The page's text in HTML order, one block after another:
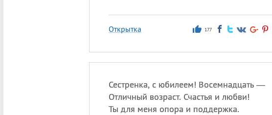
Открытка 177
Сестренка, с юбилеем! Восемнадцать —
Отличный возраст. Счастья и любви!
Ты для меня опора и поддержка.